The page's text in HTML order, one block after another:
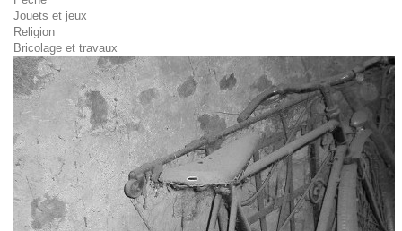
Jouets et jeux
Religion
Bricolage et travaux